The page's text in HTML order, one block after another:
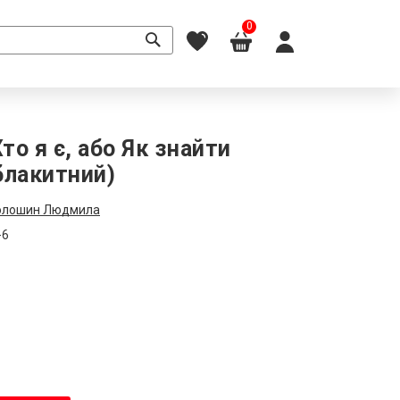
0
я є, або Як знайти
Людмила